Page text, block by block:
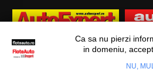
© Flote Auto. Toate
Situl nostru utilizeaza cookies. Ce
Ca sa nu pierzi
in domeniu,
NU,